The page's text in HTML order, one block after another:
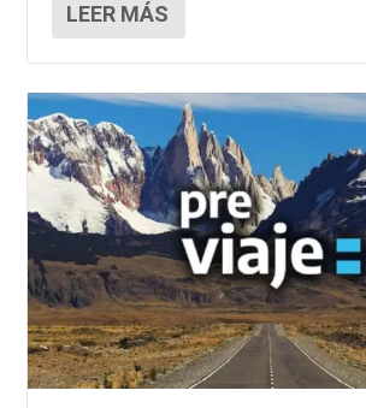
LEER MÁS